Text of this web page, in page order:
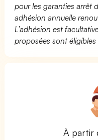
pour les garanties arrêt
adhésion annuelle
L’adhésion est
proposées sont éligibles
À partir